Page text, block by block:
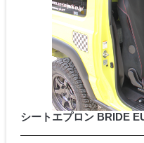
シートエプロン BRIDE